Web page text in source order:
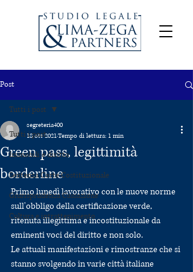
Post
Tutti i post
Immobili e diritto
Sentenza Corte Costituzionale
Giurisprudenza Cassazione
Cultura e intrattenimento
Tutti i post
Green pass, legittimità
borderline
segreteria400
18 ott 2021Tempo di lettura: 1 min
Primo lunedì lavorativo con le nuove norme
sull'obbligo della certificazione verde,
ritenuta illegittima e incostituzionale da
eminenti voci del diritto e non solo.
Le attuali manifestazioni e rimostranze che si
stanno svolgendo in varie città italiane